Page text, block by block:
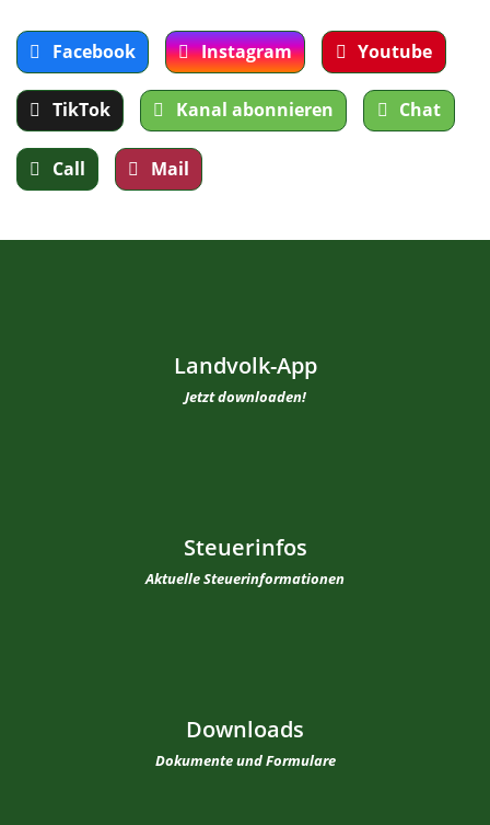
Facebook Instagram Youtube
TikTok Kanal abonnieren Chat
Call Mail
Landvolk-App
Jetzt downloaden!
Steuerinfos
Aktuelle Steuerinformationen
Downloads
Dokumente und Formulare